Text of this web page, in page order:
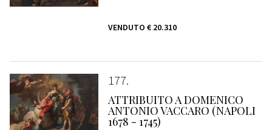
VENDUTO € 20.310
177
ATTRIBUITO A DOMENICO
ANTONIO VACCARO (NAPOLI
1678 - 1745)